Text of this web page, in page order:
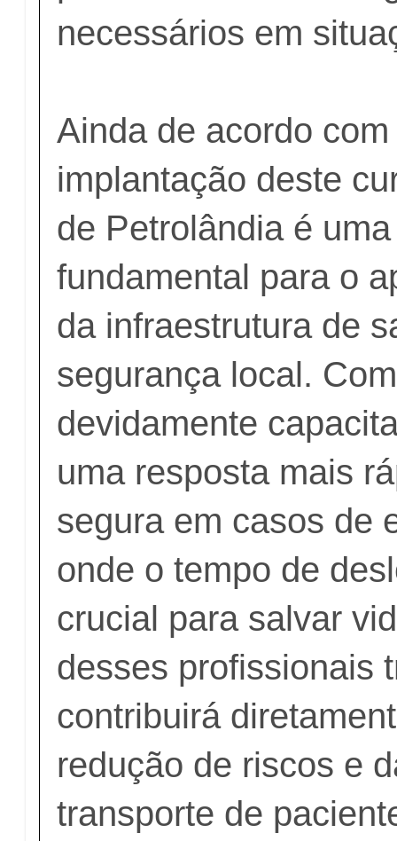
necessários em
Ainda de acordo
implantação deste
de Petrolândia é
fundamental para o
da infraestrutura de
segurança local.
devidamente
uma resposta mais
segura em casos de
onde o tempo de
crucial para salvar
desses profissionais
contribuirá
redução de riscos e
transporte de